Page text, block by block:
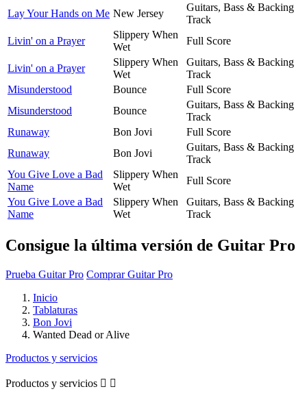
Lay Your Hands on Me New Jersey
Guitars, Bass & Backing
Track
Livin' on a Prayer
Slippery When
Wet
Full Score
Livin' on a Prayer
Slippery When
Wet
Guitars, Bass & Backing
Track
Misunderstood
Bounce
Full Score
Misunderstood
Bounce
Guitars, Bass & Backing
Track
Runaway
Bon Jovi
Full Score
Runaway
Bon Jovi
Guitars, Bass & Backing
Track
You Give Love a Bad
Name
Slippery When
Wet
Full Score
You Give Love a Bad
Name
Slippery When
Wet
Guitars, Bass & Backing
Track
Consigue la última versión de Guitar Pro
Prueba Guitar Pro Comprar Guitar Pro
Inicio
Tablaturas
Bon Jovi
Wanted Dead or Alive
Productos y servicios
Productos y servicios  